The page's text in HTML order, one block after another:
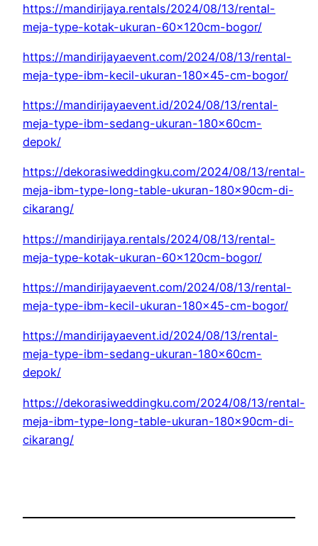
https://mandirijaya.rentals/2024/08/13/rental-
meja-type-kotak-ukuran-60x120cm-bogor/
https://mandirijayaevent.com/2024/08/13/rental-
meja-type-ibm-kecil-ukuran-180×45-cm-bogor/
https://mandirijayaevent.id/2024/08/13/rental-
meja-type-ibm-sedang-ukuran-180x60cm-
depok/
https://dekorasiweddingku.com/2024/08/13/rental-
meja-ibm-type-long-table-ukuran-180x90cm-di-
cikarang/
https://mandirijaya.rentals/2024/08/13/rental-
meja-type-kotak-ukuran-60x120cm-bogor/
https://mandirijayaevent.com/2024/08/13/rental-
meja-type-ibm-kecil-ukuran-180×45-cm-bogor/
https://mandirijayaevent.id/2024/08/13/rental-
meja-type-ibm-sedang-ukuran-180x60cm-
depok/
https://dekorasiweddingku.com/2024/08/13/rental-
meja-ibm-type-long-table-ukuran-180x90cm-di-
cikarang/